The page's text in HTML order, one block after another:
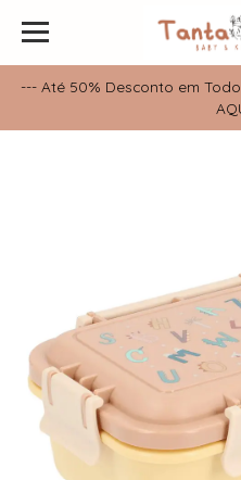
--- Até 50% Desconto em